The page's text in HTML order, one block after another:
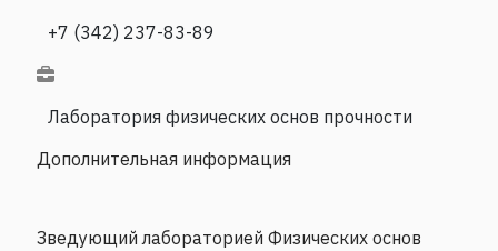
+7 (342) 237-83-89
Лаборатория физических основ прочности
Дополнительная информация
Зведующий лабораторией Физических основ